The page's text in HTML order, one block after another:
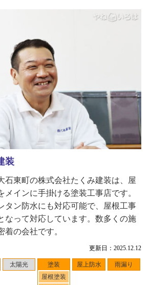
更新日：2025.12.12
太陽光
塗装
屋根塗装
屋上防水 雨漏り
装
石東町の株式会社たくみ建装は、屋
メインに手掛ける塗装工事店です。
タン防水にも対応可能で、屋根工事
なって対応しています。数多くの施
着の会社です。